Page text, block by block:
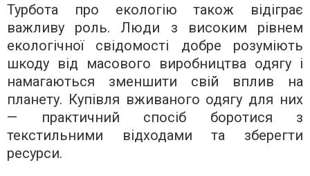
Турбота про екологію також відіграє
важливу роль. Люди з високим рівнем
екологічної свідомості добре розуміють
шкоду від масового виробництва одягу і
намагаються зменшити свій вплив на
планету. Купівля вживаного одягу для них
— практичний спосіб боротися з
текстильними відходами та зберегти
ресурси.